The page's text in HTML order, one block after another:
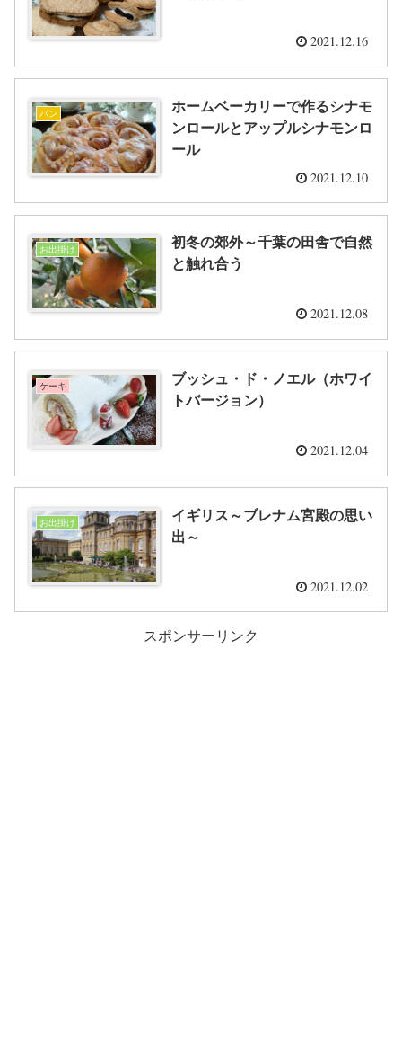
2021.12.16
パン
ホームベーカリーで作るシナモ
ンロールとアップルシナモンロ
ール
2021.12.10
お出掛け
初冬の郊外～千葉の田舎で自然
と触れ合う
2021.12.08
ケーキ
ブッシュ・ド・ノエル（ホワイ
トバージョン）
2021.12.04
お出掛け
イギリス～ブレナム宮殿の思い
出～
2021.12.02
スポンサーリンク